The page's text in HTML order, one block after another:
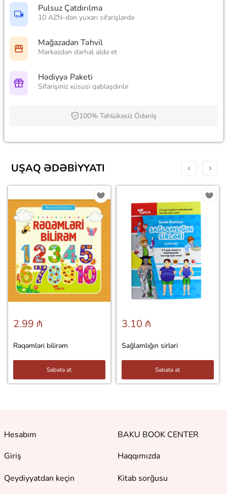
Pulsuz Çatdırılma
10 AZN-dən yuxarı sifarişlərdə
Mağazadan Təhvil
Mərkəzdən dərhal əldə et
Hədiyyə Paketi
Sifarişiniz xüsusi qablaşdırılır
100% Təhlükəsiz Ödəniş
UŞAQ ƏDƏBIYYATI
2.99 ₼
Rəqəmləri bilirəm
Səbətə at
3.10 ₼
Sağlamlığın sirləri
Səbətə at
Hesabım
Giriş
Qeydiyyatdan keçin
BAKU BOOK CENTER
Haqqımızda
Kitab sorğusu